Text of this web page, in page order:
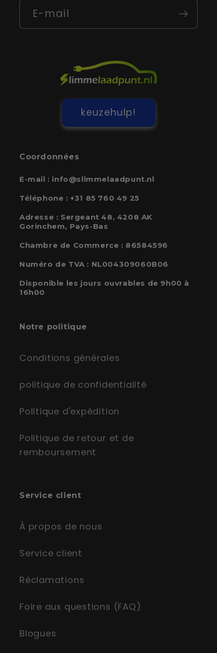
E-mail
keuzehulp!
Coordonnées
E-mail : info@slimmelaadpunt.nl
Téléphone : +31 85 760 49 25
Adresse : Sergeant 48, 4208 AK
Gorinchem, Pays-Bas
Chambre de Commerce : 86584596
Numéro de TVA : NL004309060B06
Disponible les jours ouvrables de 9h00 à
16h00
Notre politique
Conditions générales
politique de confidentialité
Politique d'expédition
Politique de retour et de
remboursement
Service client
À propos de nous
Service client
Réclamations
Foire aux questions (FAQ)
Blogues